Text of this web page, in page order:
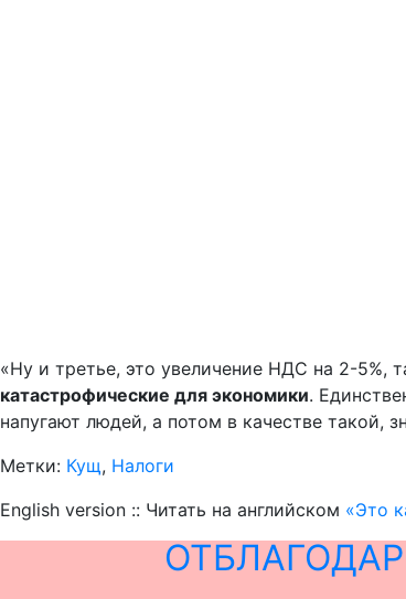
«Ну и третье, это увеличение НДС на 2-5%,
катастрофические для экономики.
напугают людей, а потом в качестве такой,
Метки: Кущ, Налоги
English version :: Читать на английском «Это